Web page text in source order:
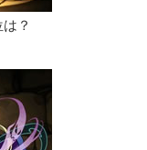
？